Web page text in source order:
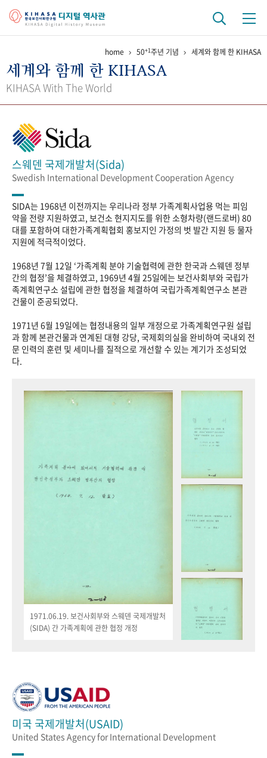
걸어온 길 기관 변천사 역대 기관장
정책과 연구 키워드로 보는 연구 역사
간행물 변천사
기록물 아카이브
사진 아카이브 문서 기록물 행정박물 영상 기록물
성과 50선 숫자로 보는 50년 50+1주년 광장
세계와 함께 한 KIHASA
VR 역사관
home 50+1주년 기념 세계와 함께 한 KIHASA
세계와 함께 한 KIHASA
KIHASA With The World
스웨덴 국제개발처(Sida)
Swedish International Development Cooperation Agency
SIDA는 1968년 이전까지는 우리나라 정부 가족계획사업용 먹는 피임
약을 전량 지원하였고, 보건소 현지지도를 위한 소형차량(랜드로버) 80
대를 포함하여 대한가족계획협회 홍보지인 가정의 벗 발간 지원 등 물자
지원에 적극적이었다.
1968년 7월 12일 ‘가족계획 분야 기술협력에 관한 한국과 스웨덴 정부
간의 협정’을 체결하였고, 1969년 4월 25일에는 보건사회부와 국립가
족계획연구소 설립에 관한 협정을 체결하여 국립가족계획연구소 본관
건물이 준공되었다.
1971년 6월 19일에는 협정내용의 일부 개정으로 가족계획연구원 설립
과 함께 본관건물과 연계된 대형 강당, 국제회의실을 완비하여 국내외 전
문 인력의 훈련 및 세미나를 질적으로 개선할 수 있는 계기가 조성되었
다.
1971.06.19. 보건사회부와 스웨덴 국제개발처
(SIDA) 간 가족계획에 관한 협정 개정
미국 국제개발처(USAID)
United States Agency for International Development